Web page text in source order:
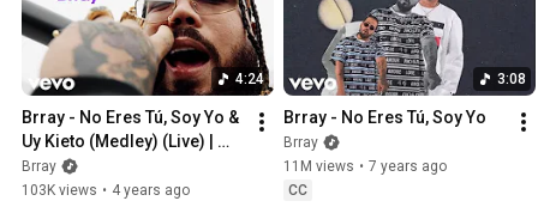
4:24
Brray - No Eres Tú, Soy Yo &
Uy Kieto (Medley) (Live) |
Vevo DSCVR Artists to Watch
2022
Brray
103K views • 4 years ago
3:08
Brray - No Eres Tú, Soy Yo
Brray
11M views • 7 years ago
CC